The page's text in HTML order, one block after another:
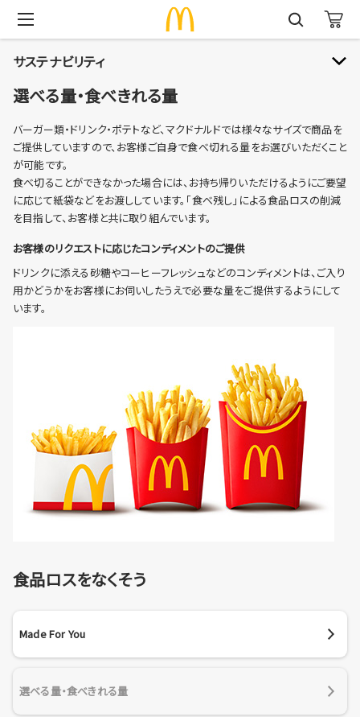
サステナビリティ
サステナビリティ
安心でおいしいお食事を
地球環境のために
地域の仲間にサポートを
Smile Story
サステナビリティレポート
選べる量・食べきれる量
バーガー類・ドリンク・ポテトなど、マクドナルドでは様々なサイズで商品を
ご提供していますので、お客様ご自身で食べ切れる量をお選びいただくこと
が可能です。
食べ切ることができなかった場合には、お持ち帰りいただけるようにご要望
に応じて紙袋などをお渡ししています。「食べ残し」による食品ロスの削減
を目指して、お客様と共に取り組んでいます。
お客様のリクエストに応じたコンディメントのご提供
ドリンクに添える砂糖やコーヒーフレッシュなどのコンディメントは、ご入り
用かどうかをお客様にお伺いしたうえで必要な量をご提供するようにして
います。
食品ロスをなくそう
Made For You
選べる量・食べきれる量